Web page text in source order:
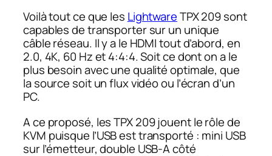
Voilà tout ce que les LightwareTPX 209 sont
capables de transporter sur un unique
câble réseau. Il y a le HDMI tout d’abord, en
2.0, 4K, 60 Hz et 4:4:4. Soit ce dont on a le
plus besoin avec une qualité optimale, que
la source soit un flux vidéo ou l’écran d’un
PC.
A ce proposé, les TPX 209 jouent le rôle de
KVM puisque l’USB est transporté : mini USB
sur l’émetteur, double USB-A côté